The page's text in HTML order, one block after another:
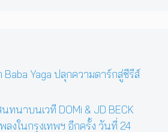
Yaga ปลุกความดาร์กสู่ซีรีส์
นาบนเวที DOMi & JD BECK
ลงในกรุงเทพฯ อีกครั้ง วันที่ 24